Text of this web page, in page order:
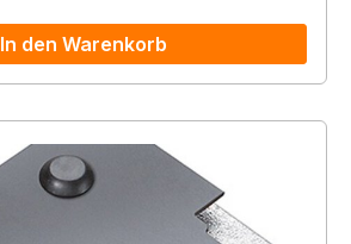
In den Warenkorb